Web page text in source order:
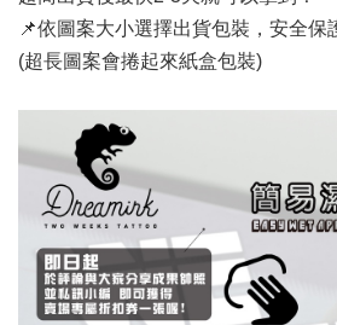
📌依圖案大小選擇出貨包裝，安全保
(超長圖案會捲起來紙盒包裝)